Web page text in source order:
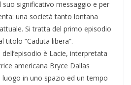
suo significativo messaggio e per
una società tanto lontana
Si tratta del primo episodio
titolo “Caduta libera”.
è Lacie, interpretata
americana Bryce Dallas
luogo in uno spazio ed un tempo